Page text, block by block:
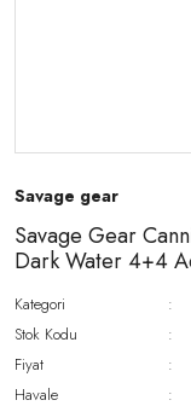
Savage gear
Savage Gear
Dark Water 4+4
Kategori
Stok Kodu
Fiyat
Havale